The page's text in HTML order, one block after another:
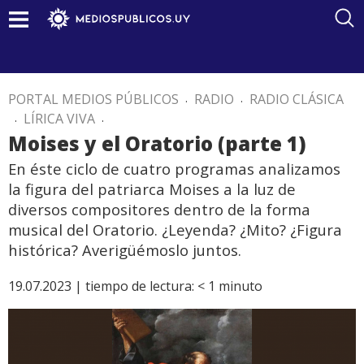
PORTAL MEDIOS PÚBLICOS . RADIO . RADIO CLÁSICA
. LÍRICA VIVA .
Moises y el Oratorio (parte 1)
En éste ciclo de cuatro programas analizamos
la figura del patriarca Moises a la luz de
diversos compositores dentro de la forma
musical del Oratorio. ¿Leyenda? ¿Mito? ¿Figura
histórica? Averigüémoslo juntos.
19.07.2023 | tiempo de lectura: < 1 minuto